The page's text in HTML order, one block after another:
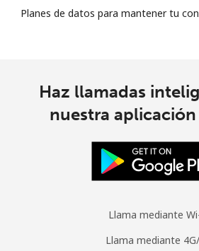
Planes de datos para mantener tu
Haz llamadas
nuestra
Llama mediante
Llama mediante